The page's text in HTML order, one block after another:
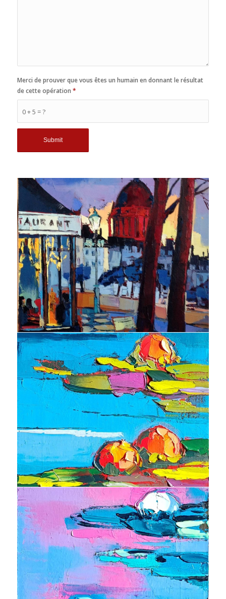
0 + 5 = ?
Merci de prouver que vous êtes un humain en donnant le résultat
de cette opération *